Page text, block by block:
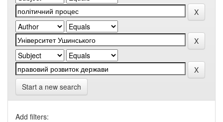
Start a new search
Add filters: